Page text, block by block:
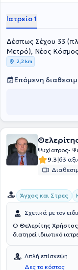
Ιατρείο 1
Δέσπως Σέχου 33
Μετρό), Νέος
2,2 km
Επόμενη
Ψυχίατρος-
9.3|63
Άγχος και Στρες
Σχετικά με τον
Ο Θελερίτης Χρήστος
διατηρεί ιδιωτικό
Πανεπιστημίου
Νευρολογική Κλινική
Απλή επίσκεψη
Δες το κόστος